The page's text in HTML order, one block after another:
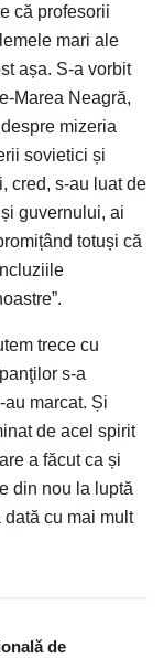
că profesorii
mari ale
așa. S-a vorbit
Marea Neagră,
mizeria
sovietici și
cred, s-au luat de
guvernului, ai
totuși că
trece cu
s-a
marcat. Și
de acel spirit
a făcut ca și
din nou la luptă
cu mai mult
de